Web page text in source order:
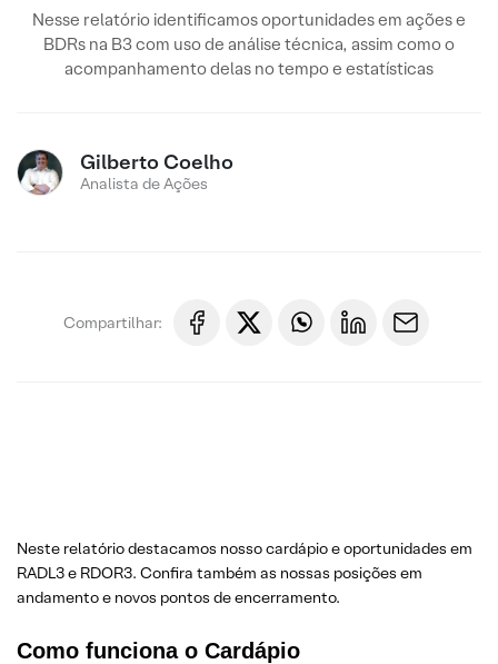
Nesse relatório identificamos oportunidades em ações e
BDRs na B3 com uso de análise técnica, assim como o
acompanhamento delas no tempo e estatísticas
Gilberto Coelho
Analista de Ações
Compartilhar:
Neste relatório destacamos nosso cardápio e oportunidades em
RADL3 e RDOR3. Confira também as nossas posições em
andamento e novos pontos de encerramento.
Como funciona o Cardápio